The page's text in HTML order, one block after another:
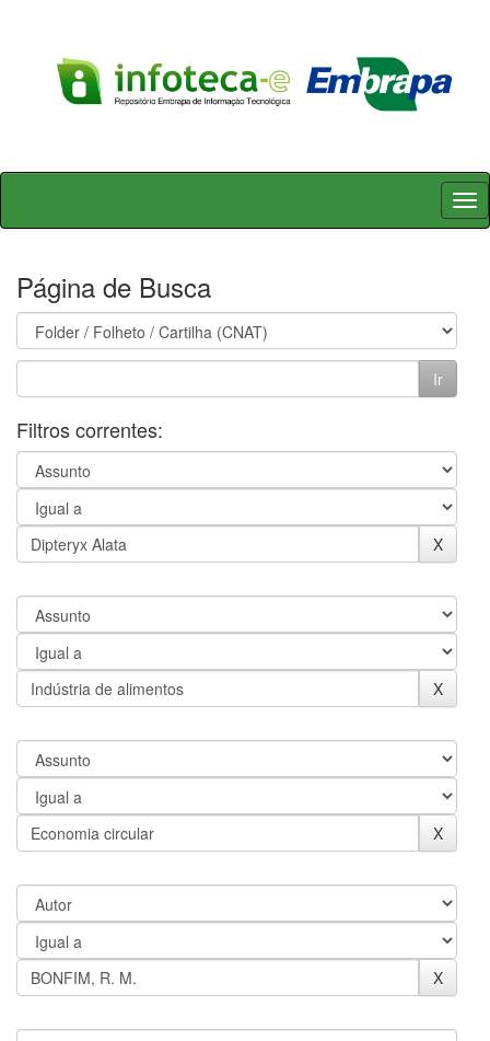
Skip
Página de Busca
Filtros correntes: